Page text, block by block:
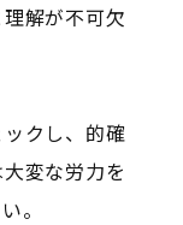
解が不可欠
クし、的確
変な労力を
。